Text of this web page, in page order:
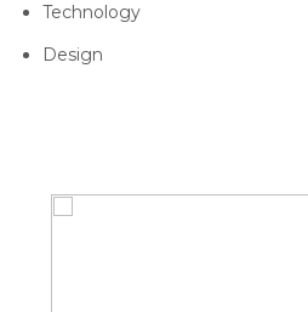
Technology
Design